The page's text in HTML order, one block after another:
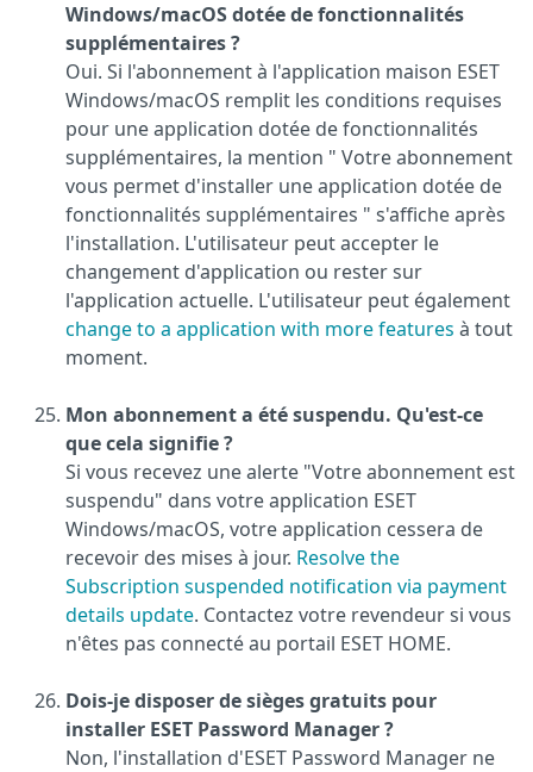
Windows/macOS dotée de fonctionnalités
supplémentaires ?
Oui. Si l'abonnement à l'application maison ESET
Windows/macOS remplit les conditions requises
pour une application dotée de fonctionnalités
supplémentaires, la mention " Votre abonnement
vous permet d'installer une application dotée de
fonctionnalités supplémentaires " s'affiche après
l'installation. L'utilisateur peut accepter le
changement d'application ou rester sur
l'application actuelle. L'utilisateur peut également
change to a application with more features à tout
moment.
Mon abonnement a été suspendu. Qu'est-ce
que cela signifie ?
Si vous recevez une alerte "Votre abonnement est
suspendu" dans votre application ESET
Windows/macOS, votre application cessera de
recevoir des mises à jour. Resolve the
Subscription suspended notification via payment
details update. Contactez votre revendeur si vous
n'êtes pas connecté au portail ESET HOME.
Dois-je disposer de sièges gratuits pour
installer ESET Password Manager ?
Non, l'installation d'ESET Password Manager ne